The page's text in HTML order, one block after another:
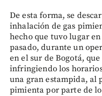
De esta forma, se
inhalación de gas
hecho que tuvo lugar
pasado, durante un
en el sur de Bogotá,
infringiendo los
una gran estampida, al
pimienta por parte de